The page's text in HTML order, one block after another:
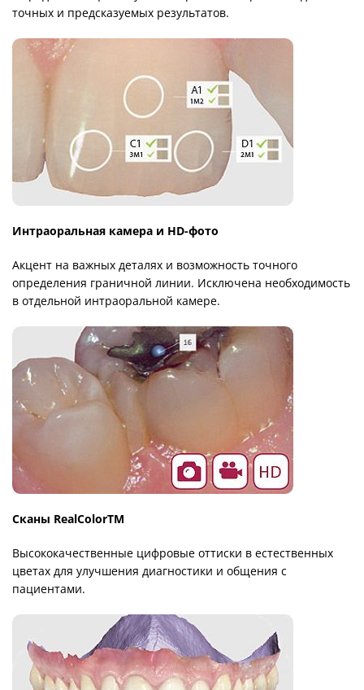
точных и предсказуемых результатов.
Интраоральная камера и HD-фото
Акцент на важных деталях и возможность точного
определения граничной линии. Исключена необходимость
в отдельной интраоральной камере.
Сканы RealColorTM
Высококачественные цифровые оттиски в естественных
цветах для улучшения диагностики и общения с
пациентами.